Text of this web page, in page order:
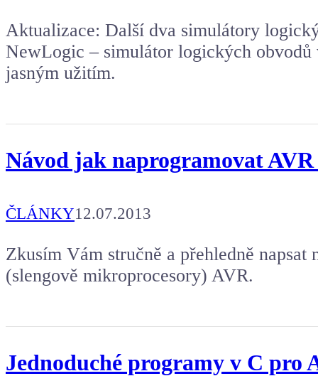
Aktualizace: Další dva simulátory
NewLogic – simulátor logických obvodů
jasným užitím.
Návod jak naprogramovat
ČLÁNKY12.07.2013
Zkusím Vám stručně a přehledně
(slengově mikroprocesory) AVR.
Jednoduché programy v C pro